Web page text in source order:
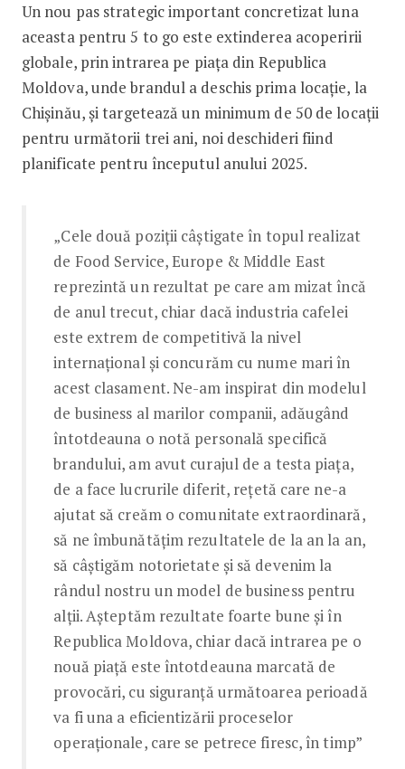
Un nou pas strategic important concretizat luna
aceasta pentru 5 to go este extinderea acoperirii
globale, prin intrarea pe piața din Republica
Moldova, unde brandul a deschis prima locație, la
Chișinău, și targetează un minimum de 50 de locații
pentru următorii trei ani, noi deschideri fiind
planificate pentru începutul anului 2025.
„Cele două poziții câștigate în topul realizat
de Food Service, Europe & Middle East
reprezintă un rezultat pe care am mizat încă
de anul trecut, chiar dacă industria cafelei
este extrem de competitivă la nivel
internațional și concurăm cu nume mari în
acest clasament. Ne-am inspirat din modelul
de business al marilor companii, adăugând
întotdeauna o notă personală specifică
brandului, am avut curajul de a testa piața,
de a face lucrurile diferit, rețetă care ne-a
ajutat să creăm o comunitate extraordinară,
să ne îmbunătățim rezultatele de la an la an,
să câștigăm notorietate și să devenim la
rândul nostru un model de business pentru
alții. Așteptăm rezultate foarte bune și în
Republica Moldova, chiar dacă intrarea pe o
nouă piață este întotdeauna marcată de
provocări, cu siguranță următoarea perioadă
va fi una a eficientizării proceselor
operaționale, care se petrece firesc, în timp”